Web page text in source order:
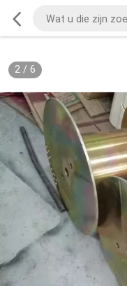
2/ 6